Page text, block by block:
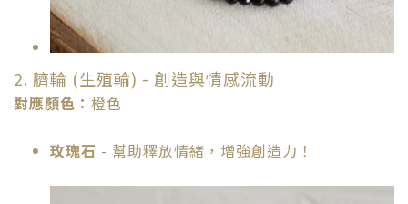
2. 臍輪 (生殖輪) - 創造與情感流動
對應顏色： 橙色
玫瑰石 - 幫助釋放情緒，增強創造力！